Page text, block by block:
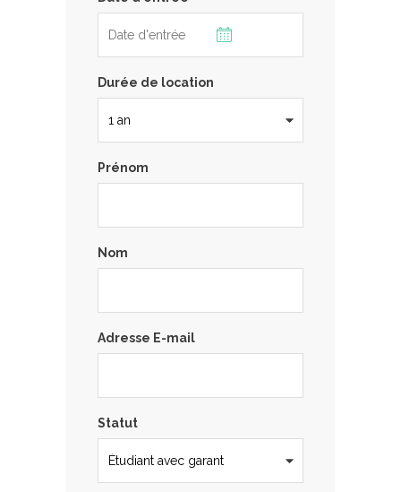
Durée de location
Prénom
Nom
Adresse E-mail
Statut